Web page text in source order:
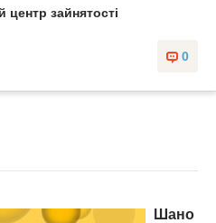
зайнятості
0
Шано